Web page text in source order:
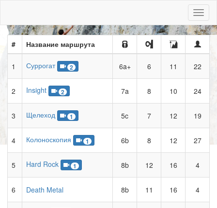
# Название маршрута
1 Суррогат 2 6a+ 6 11 22
2 Insight 2 7a 8 10 24
3 Щелеход 1 5c 7 12 19
4 Колоноскопия 1 6b 8 12 27
5 Hard Rock 1 8b 12 16 4
6 Death Metal 8b 11 16 4